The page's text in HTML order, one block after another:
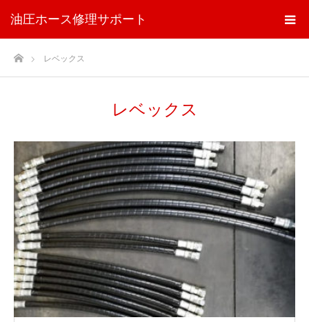
油圧ホース修理サポート
ホームレベックス
レベックス